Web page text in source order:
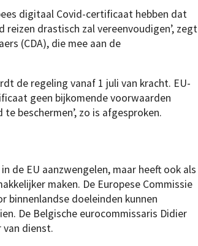
digitaal Covid-certificaat hebben dat
drastisch zal vereenvoudigen’, zegt
(CDA), die mee aan de
de regeling vanaf 1 juli van kracht. EU-
geen bijkomende voorwaarden
beschermen’, zo is afgesproken.
de EU aanzwengelen, maar heeft ook als
maken. De Europese Commissie
doeleinden kunnen
De Belgische eurocommissaris Didier
van dienst.